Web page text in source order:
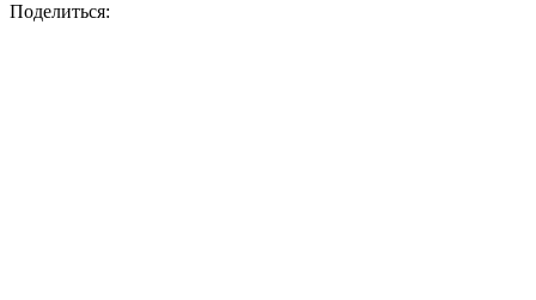
Поделиться: